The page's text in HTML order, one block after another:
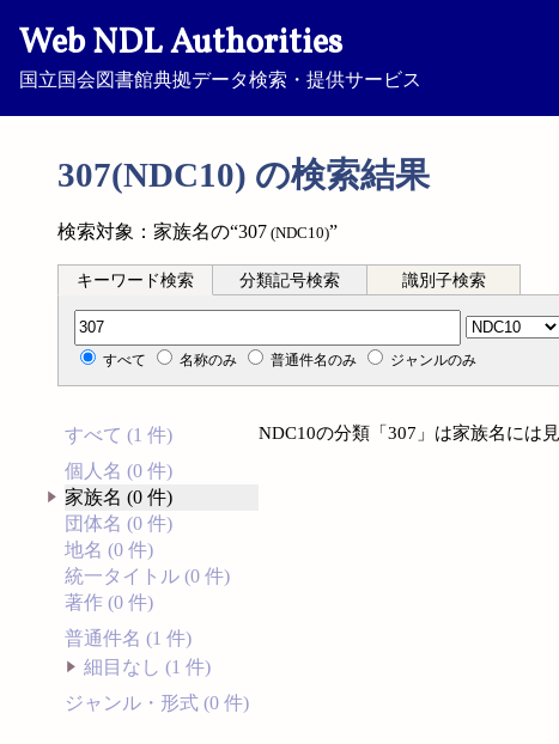
Web NDL Authorities
国立国会図書館典拠データ検索・提供サービス
307(NDC10) の検索結果
検索対象：家族名の“307 (NDC10)”
キーワード検索 分類記号検索 識別子検索
分類記号検索
すべて 名称のみ 普通件名のみ ジャンルのみ
すべて (1 件)
個人名 (0 件)
家族名 (0 件)
団体名 (0 件)
地名 (0 件)
統一タイトル (0 件)
著作 (0 件)
普通件名 (1 件)
細目なし (1 件)
ジャンル・形式 (0 件)
NDC10の分類「307」は家族名には